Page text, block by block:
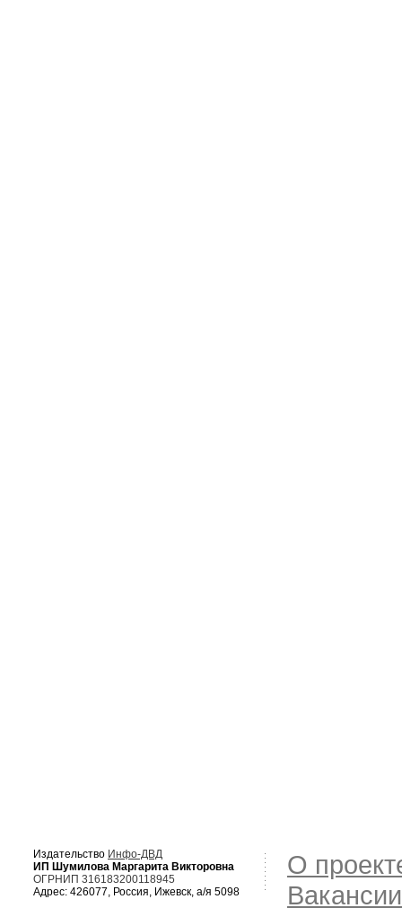
Издательство Инфо-ДВД
ИП Шумилова Маргарита Викторовна
ОГРНИП 316183200118945
Адрес: 426077, Россия, Ижевск, а/я 5098
О
Вакансии